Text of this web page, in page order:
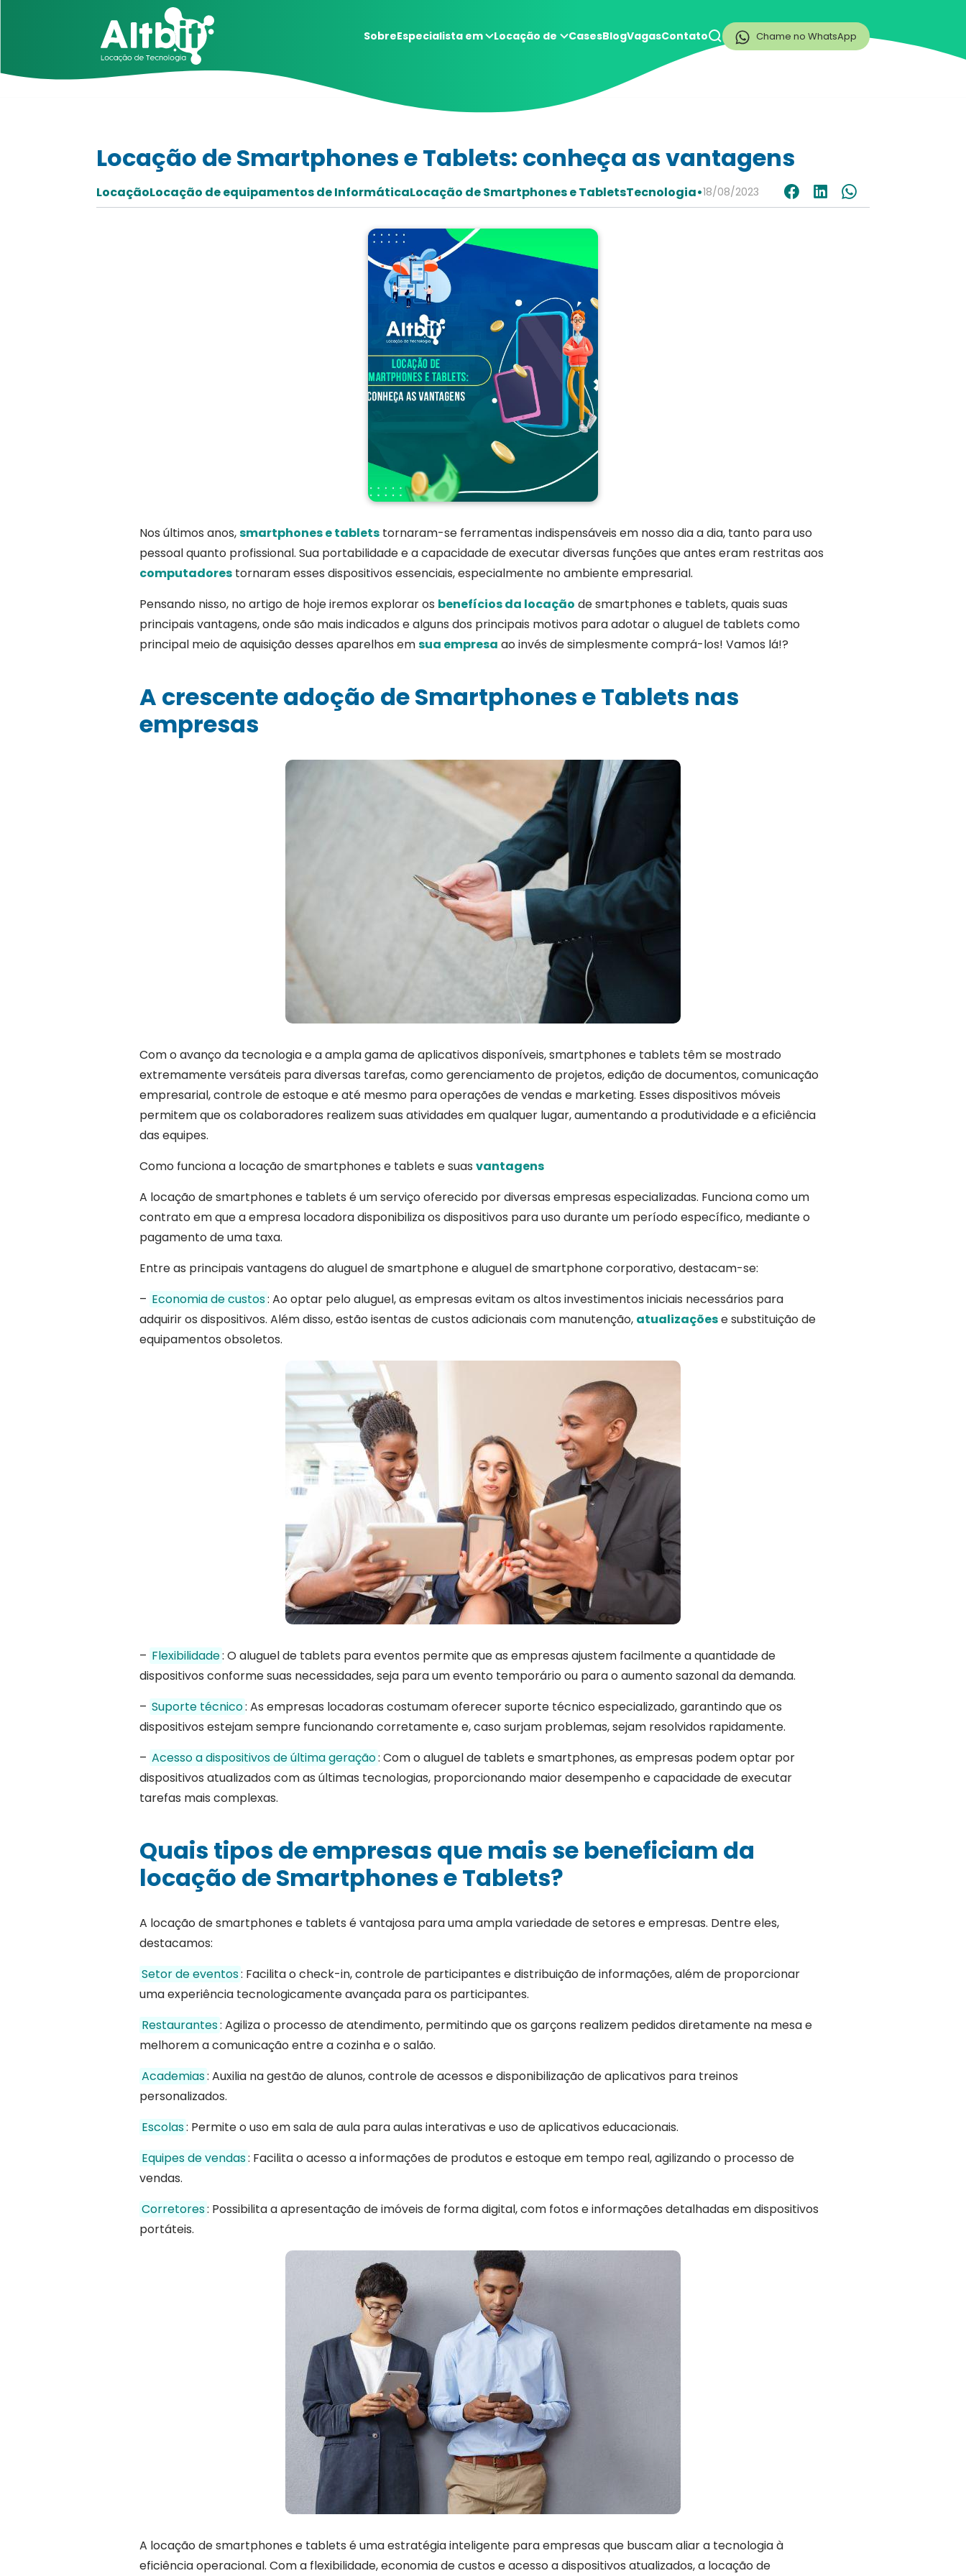
SobreEspecialista em Locação de CasesBlogVagasContato Chame no WhatsApp
Locação de Smartphones e Tablets: conheça as vantagens
LocaçãoLocação de equipamentos de InformáticaLocação de Smartphones e TabletsTecnologia•18/08/2023
Nos últimos anos,smartphones e tablets tornaram-se ferramentas indispensáveis em nosso dia a dia, tanto para uso
pessoal quanto profissional. Sua portabilidade e a capacidade de executar diversas funções que antes eram restritas aos
computadores tornaram esses dispositivos essenciais, especialmente no ambiente empresarial.
Pensando nisso, no artigo de hoje iremos explorar os benefícios da locação de smartphones e tablets, quais suas
principais vantagens, onde são mais indicados e alguns dos principais motivos para adotar o aluguel de tablets como
principal meio de aquisição desses aparelhos emsua empresa ao invés de simplesmente comprá-los! Vamos lá!?
A crescente adoção de Smartphones e Tablets nas
empresas
Com o avanço da tecnologia e a ampla gama de aplicativos disponíveis, smartphones e tablets têm se mostrado
extremamente versáteis para diversas tarefas, como gerenciamento de projetos, edição de documentos, comunicação
empresarial, controle de estoque e até mesmo para operações de vendas e marketing. Esses dispositivos móveis
permitem que os colaboradores realizem suas atividades em qualquer lugar, aumentando a produtividade e a eficiência
das equipes.
Como funciona a locação de smartphones e tablets e suasvantagens
A locação de smartphones e tablets é um serviço oferecido por diversas empresas especializadas. Funciona como um
contrato em que a empresa locadora disponibiliza os dispositivos para uso durante um período específico, mediante o
pagamento de uma taxa.
Entre as principais vantagens do aluguel de smartphone e aluguel de smartphone corporativo, destacam-se:
– Economia de custos: Ao optar pelo aluguel, as empresas evitam os altos investimentos iniciais necessários para
adquirir os dispositivos. Além disso, estão isentas de custos adicionais com manutenção, atualizaçõese substituição de
equipamentos obsoletos.
– Flexibilidade: O aluguel de tablets para eventos permite que as empresas ajustem facilmente a quantidade de
dispositivos conforme suas necessidades, seja para um evento temporário ou para o aumento sazonal da demanda.
– Suporte técnico: As empresas locadoras costumam oferecer suporte técnico especializado, garantindo que os
dispositivos estejam sempre funcionando corretamente e, caso surjam problemas, sejam resolvidos rapidamente.
– Acesso a dispositivos de última geração: Com o aluguel de tablets e smartphones, as empresas podem optar por
dispositivos atualizados com as últimas tecnologias, proporcionando maior desempenho e capacidade de executar
tarefas mais complexas.
Quais tipos de empresas que mais se beneficiam da
locação de Smartphones e Tablets?
A locação de smartphones e tablets é vantajosa para uma ampla variedade de setores e empresas. Dentre eles,
destacamos:
Setor de eventos: Facilita o check-in, controle de participantes e distribuição de informações, além de proporcionar
uma experiência tecnologicamente avançada para os participantes.
Restaurantes: Agiliza o processo de atendimento, permitindo que os garçons realizem pedidos diretamente na mesa e
melhorem a comunicação entre a cozinha e o salão.
Academias: Auxilia na gestão de alunos, controle de acessos e disponibilização de aplicativos para treinos
personalizados.
Escolas: Permite o uso em sala de aula para aulas interativas e uso de aplicativos educacionais.
Equipes de vendas: Facilita o acesso a informações de produtos e estoque em tempo real, agilizando o processo de
vendas.
Corretores: Possibilita a apresentação de imóveis de forma digital, com fotos e informações detalhadas em dispositivos
portáteis.
A locação de smartphones e tablets é uma estratégia inteligente para empresas que buscam aliar a tecnologia à
eficiência operacional. Com a flexibilidade, economia de custos e acesso a dispositivos atualizados, a locação de